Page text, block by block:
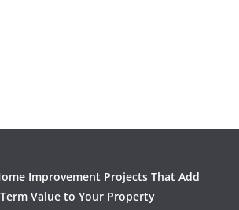
Improvement Projects That Add
Value to Your Property